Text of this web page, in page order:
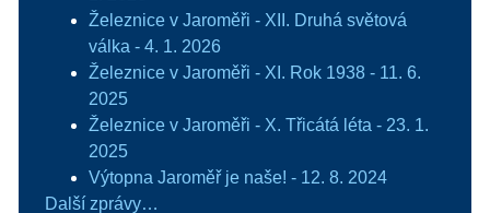
Železnice v Jaroměři - XII. Druhá světová
válka - 4. 1. 2026
Železnice v Jaroměři - XI. Rok 1938 - 11. 6.
2025
Železnice v Jaroměři - X. Třicátá léta - 23. 1.
2025
Výtopna Jaroměř je naše! - 12. 8. 2024
Další zprávy…